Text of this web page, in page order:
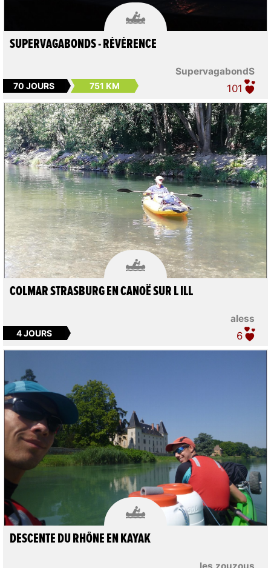

SupervagabondS
SUPERVAGABONDS - RÉVÉRENCE
70 JOURS 751 KM 101

aless
COLMAR STRASBURG EN CANOË SUR L ILL
4 JOURS 6

DESCENTE DU RHÔNE EN KAYAK